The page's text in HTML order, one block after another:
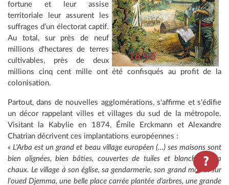
fortune et leur assise
territoriale leur assurent les
suffrages d’un électorat captif.
Au total, sur près de neuf
millions d'hectares de terres
cultivables, près de deux
millions cinq cent mille ont été confisqués au profit de la
colonisation.
Partout, dans de nouvelles agglomérations, s'affirme et s'édifie
un décor rappelant villes et villages du sud de la métropole.
Visitant la Kabylie en 1874, Émile Erckmann et Alexandre
Chatrian décrivent ces implantations européennes :
« L'Arba est un grand et beau village européen (…) ses maisons sont
bien alignées, bien bâties, couvertes de tuiles et blanchies à la
chaux. Le village à son église, sa gendarmerie, son grand moulin sur
l'oued Djemma, une belle place carrée plantée d'arbres, une grande